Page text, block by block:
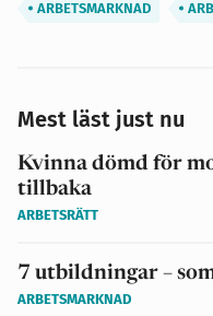
ARBETSMARKNAD
Mest läst just nu
Kvinna dömd för
tillbaka
ARBETSRÄTT
7 utbildningar –
ARBETSMARKNAD